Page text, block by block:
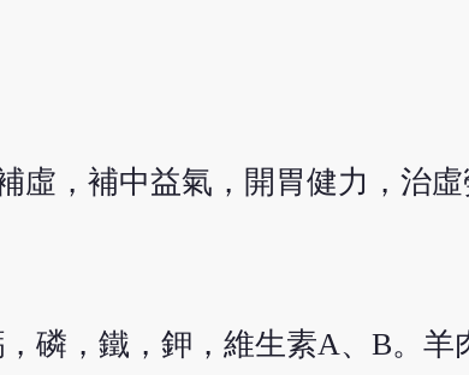
虛，補中益氣，開胃健力，治虛
磷，鐵，鉀，維生素A、B。